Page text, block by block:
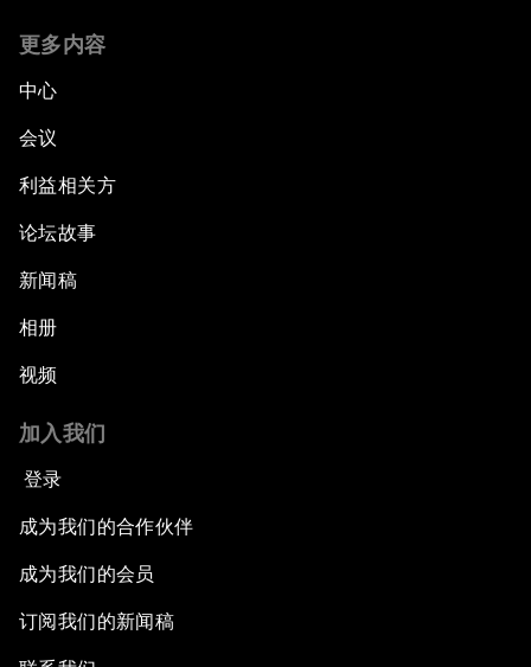
更多内容
中心
会议
利益相关方
论坛故事
新闻稿
相册
视频
加入我们
登录
成为我们的合作伙伴
成为我们的会员
订阅我们的新闻稿